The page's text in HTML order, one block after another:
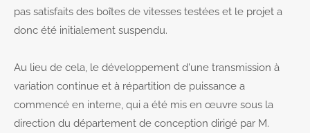
pas satisfaits des boîtes de vitesses testées et le projet a
donc été initialement suspendu.
Au lieu de cela, le développement d'une transmission à
variation continue et à répartition de puissance a
commencé en interne, qui a été mis en œuvre sous la
direction du département de conception dirigé par M.